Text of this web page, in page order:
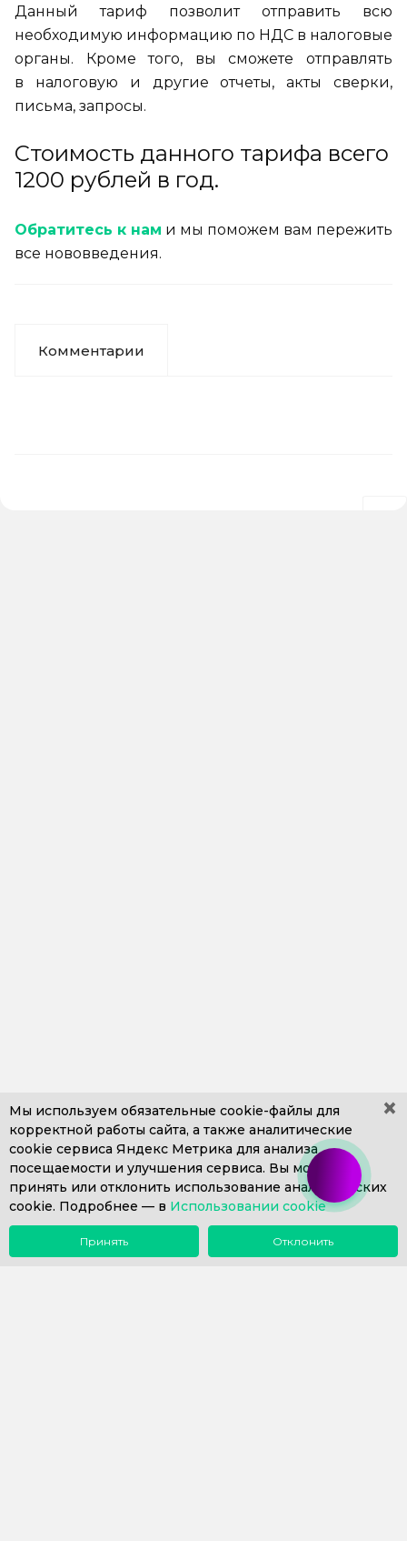
Данный тариф позволит отправить всю
необходимую информацию по НДС в налоговые
органы. Кроме того, вы
сможете отправлять
в
налоговую и
другие отчеты, акты сверки,
письма, запросы.
Стоимость данного тарифа всего
1200 рублей в год.
Обратитесь к нам и мы поможем вам пережить
все нововведения.
Комментарии
+7 (499) 653-71-10+7 (4812) 302-606
+7 (812) 409-43-26Пн. – Пт. с 9:00 до 18:00
info@1eska.ru
×
Мы используем обязательные cookie-файлы для
корректной работы сайта, а также аналитические
cookie сервиса Яндекс Метрика для анализа
посещаемости и улучшения сервиса. Вы можете
принять или отклонить использование аналитических
cookie. Подробнее — в Использовании cookie
Принять Отклонить